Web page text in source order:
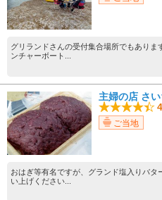
グリランドさんの受付集合場所でもあり
ンチャーボート...
主婦の店 さい
ご当地
おはぎ等有名ですが、グランド塩入りバ
い上げください...